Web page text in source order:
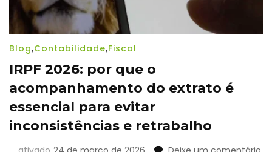
Blog,Contabilidade,Fiscal
IRPF 2026: por que o
acompanhamento do extrato é
essencial para evitar
inconsistências e retrabalho